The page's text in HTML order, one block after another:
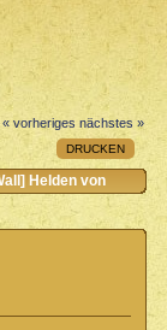
« vorheriges nächstes »
DRUCKEN
Helden von